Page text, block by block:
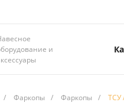
и
/ Фаркопы / Фаркопы / ТСУ